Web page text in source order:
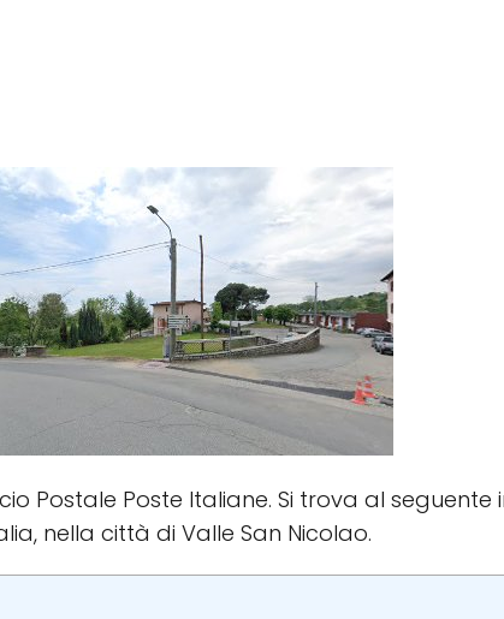
Postale Poste Italiane. Si trova al seguente
nella città di Valle San Nicolao.